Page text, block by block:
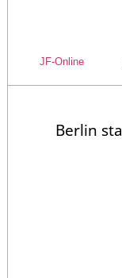
JF-Online
Berlin